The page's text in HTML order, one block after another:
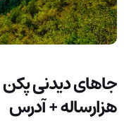
هزارساله + آدرس